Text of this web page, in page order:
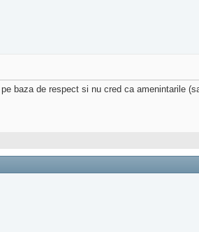
baza de respect si nu cred ca amenintarile